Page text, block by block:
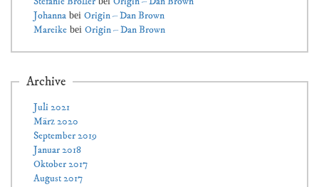
Johanna bei Origin – Dan Brown
Mareike bei Origin – Dan Brown
Archive
Juli 2021
März 2020
September 2019
Januar 2018
Oktober 2017
August 2017